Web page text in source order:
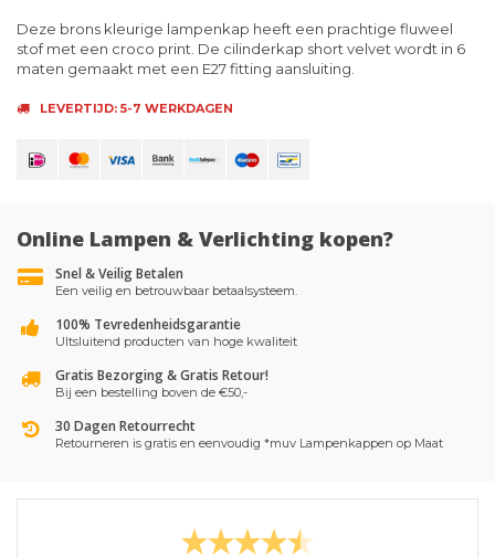
Deze brons kleurige lampenkap heeft een prachtige fluweel
stof met een croco print. De cilinderkap short velvet wordt in 6
maten gemaakt met een E27 fitting aansluiting.
LEVERTIJD: 5-7 WERKDAGEN
Online Lampen & Verlichting kopen?
Snel & Veilig Betalen
Een veilig en betrouwbaar betaalsysteem.
100% Tevredenheidsgarantie
UItsluitend producten van hoge kwaliteit
Gratis Bezorging & Gratis Retour!
Bij een bestelling boven de €50,-
30 Dagen Retourrecht
Retourneren is gratis en eenvoudig *muv Lampenkappen op Maat